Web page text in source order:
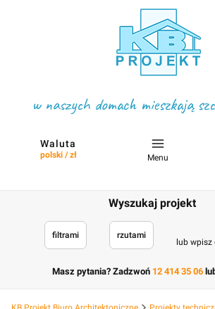
w naszych domach mieszkają
Waluta
polski / zł Menu
Wyszukaj projekt
filtrami rzutami
lub wpisz
Masz pytania? Zadzwoń 12 414 35 06